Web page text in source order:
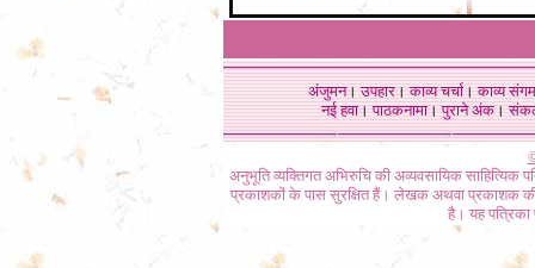
अंजुमन।उपहार।काव्य चर्चा।काव्य संगम
नई हवा। पाठकनामा। पुराने अंक।
अनुभूति व्यक्तिगत अभिरुचि की अव्यवसायिक
प्रकाशकों के पास सुरक्षित हैं। लेखक अथवा प्रकाशक की
है। यह पत्रिका